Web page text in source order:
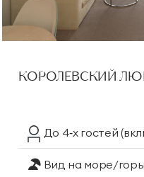
КОРОЛЕВСКИЙ
До 4‑х гостей
Вид на море/горы